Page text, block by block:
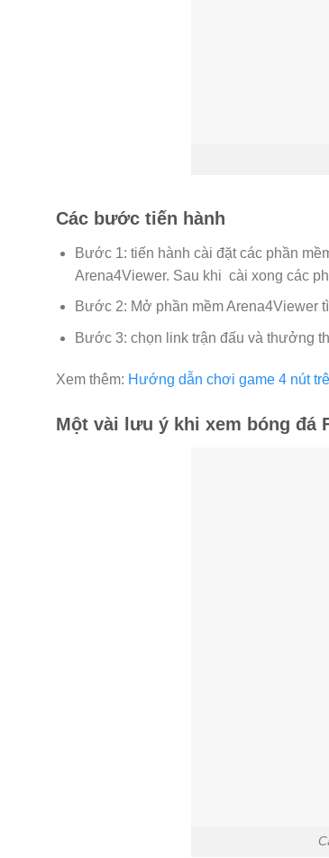
Các bước tiến hành
Bước 1: tiến hành cài đặt các phần
Arena4Viewer. Sau khi cài xong các
Bước 2: Mở phần mềm Arena4Viewer
Bước 3: chọn link trận đấu và thưởng
Xem thêm: Hướng dẫn chơi game 4 nút
Một vài lưu ý khi xem bóng đá